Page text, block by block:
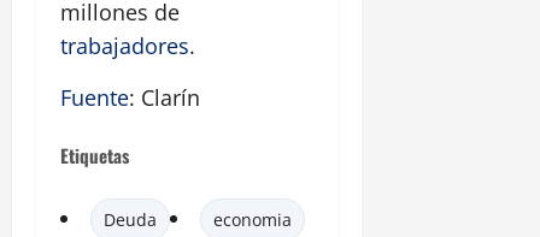
millones de
trabajadores.
Fuente: Clarín
Etiquetas
Deuda economia